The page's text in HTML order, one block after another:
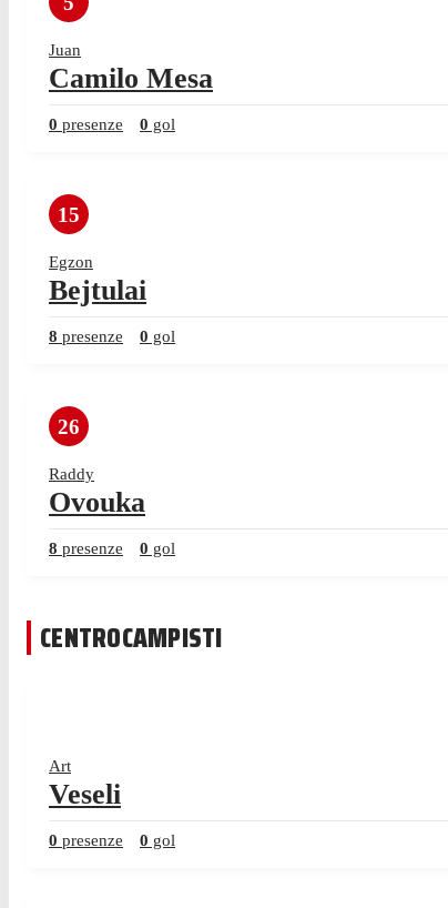
Juan
Camilo Mesa
0 presenze 0 gol
15
Egzon
Bejtulai
8 presenze 0 gol
26
Raddy
Ovouka
8 presenze 0 gol
CENTROCAMPISTI
Art
Veseli
0 presenze 0 gol